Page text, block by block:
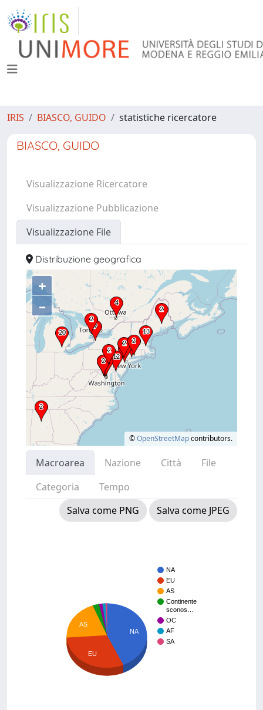
IRIS BIASCO, GUIDO statistiche ricercatore
BIASCO, GUIDO
Visualizzazione Ricercatore
Visualizzazione Pubblicazione
Visualizzazione File
Distribuzione geografica
+
–
©OpenStreetMapcontributors.
Macroarea Nazione Città
File
Categoria
Tempo
Salva come PNG
Salva come JPEG
NA
EU
AS
Continente
sconos…
OC
AF
SA
NA
AS
EU